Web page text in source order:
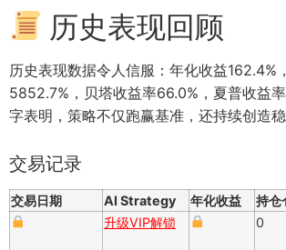
历史表现回顾
历史表现数据令人信服：年化收益162.4%
5852.7%，贝塔收益率66.0%，夏普收益
字表明，策略不仅跑赢基准，还持续创造稳
交易记录
交易日期 AI Strategy 年化收益 持仓
升级VIP解锁
0